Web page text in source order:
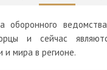
оборонного
и сейчас
и мира в регионе.